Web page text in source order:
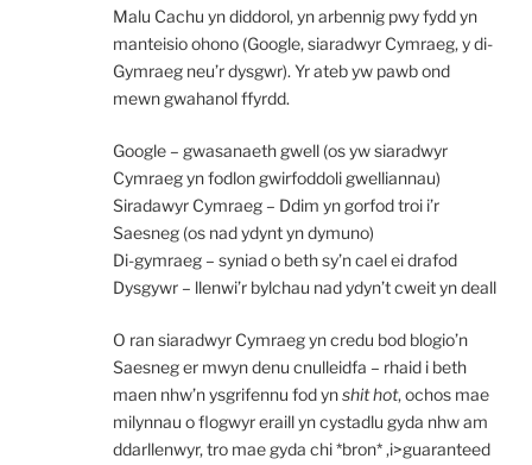
Malu Cachu yn diddorol, yn arbennig pwy fydd yn
manteisio ohono (Google, siaradwyr Cymraeg, y di-
Gymraeg neu’r dysgwr). Yr ateb yw pawb ond
mewn gwahanol ffyrdd.
Google – gwasanaeth gwell (os yw siaradwyr
Cymraeg yn fodlon gwirfoddoli gwelliannau)
Siradawyr Cymraeg – Ddim yn gorfod troi i’r
Saesneg (os nad ydynt yn dymuno)
Di-gymraeg – syniad o beth sy’n cael ei drafod
Dysgywr – llenwi’r bylchau nad ydyn’t cweit yn deall
O ran siaradwyr Cymraeg yn credu bod blogio’n
Saesneg er mwyn denu cnulleidfa – rhaid i beth
maen nhw’n ysgrifennu fod ynshit hot, ochos mae
milynnau o flogwyr eraill yn cystadlu gyda nhw am
ddarllenwyr, tro mae gyda chi *bron* ,i>guaranteed